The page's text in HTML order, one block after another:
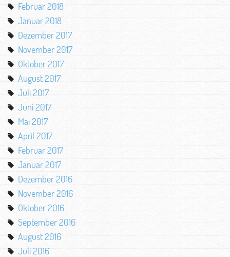
Februar 2018
Januar 2018
Dezember 2017
November 2017
Oktober 2017
August 2017
Juli 2017
Juni 2017
Mai 2017
April 2017
Februar 2017
Januar 2017
Dezember 2016
November 2016
Oktober 2016
September 2016
August 2016
Juli 2016